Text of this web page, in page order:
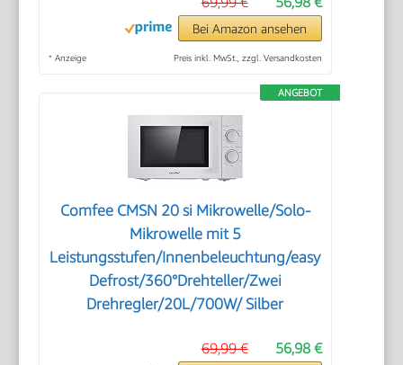
Bei Amazon ansehen
* Anzeige Preis inkl. MwSt., zzgl. Versandkosten
ANGEBOT
Comfee CMSN 20 si Mikrowelle/Solo-
Mikrowelle mit 5
Leistungsstufen/Innenbeleuchtung/easy
Defrost/360°Drehteller/Zwei
Drehregler/20L/700W/ Silber
56,98 €
69,99 €